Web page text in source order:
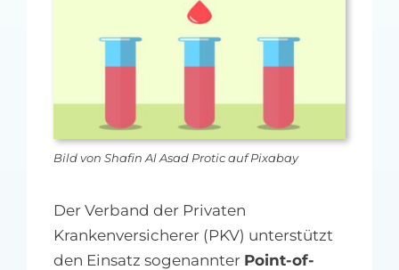
Ihre Werbung auf MFA-heute.de
Bild von Shafin Al Asad Protic auf Pixabay
Der Verband der Privaten
Krankenversicherer (PKV) unterstützt
den Einsatz sogenannter Point-of-